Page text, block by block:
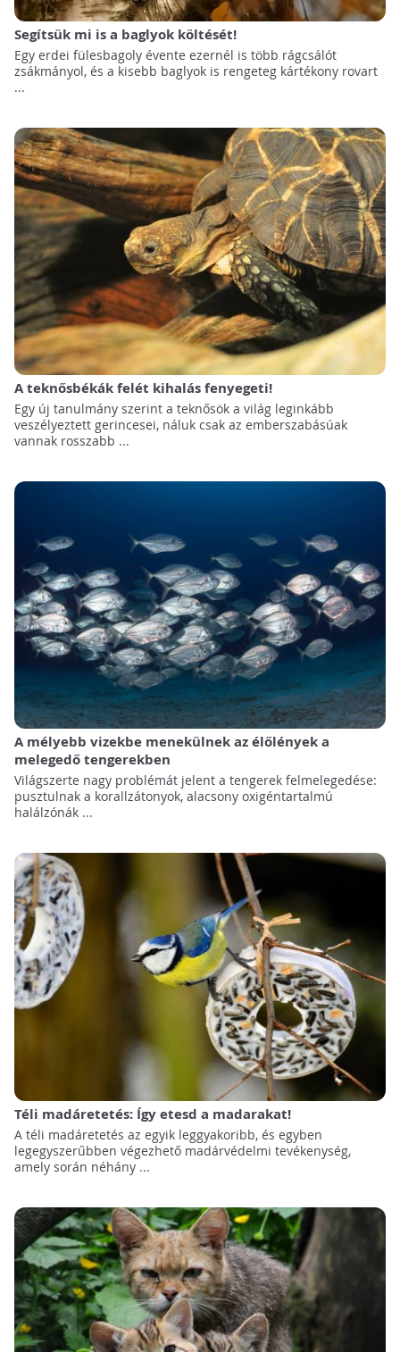
Segítsük mi is a baglyok költését!
Egy erdei fülesbagoly évente ezernél is több rágcsálót
zsákmányol, és a kisebb baglyok is rengeteg kártékony rovart
...
A teknősbékák felét kihalás fenyegeti!
Egy új tanulmány szerint a teknősök a világ leginkább
veszélyeztett gerincesei, náluk csak az emberszabásúak
vannak rosszabb ...
A mélyebb vizekbe menekülnek az élőlények a
melegedő tengerekben
Világszerte nagy problémát jelent a tengerek felmelegedése:
pusztulnak a korallzátonyok, alacsony oxigéntartalmú
halálzónák ...
Téli madáretetés: Így etesd a madarakat!
A téli madáretetés az egyik leggyakoribb, és egyben
legegyszerűbben végezhető madárvédelmi tevékenység,
amely során néhány ...